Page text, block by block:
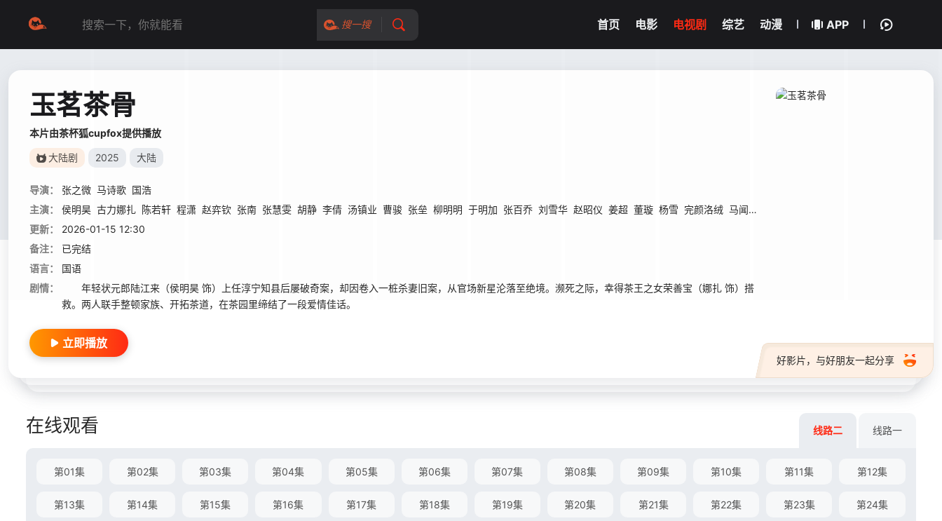
搜一搜 首页 电影 电视剧 综艺 动漫 APP
玉茗茶骨
本片由茶杯狐cupfox提供播放
大陆剧 2025 大陆
导演： 张之微 马诗歌 国浩
主演：
侯明昊 古力娜扎 陈若轩 程潇 赵弈钦 张南 张慧雯 胡静 李倩 汤镇业 曹骏 张垒 柳明明 于明加 张百乔 刘雪华 赵昭仪 姜超 董璇 杨雪 完颜洛绒 马闻远
更新：
2026-01-15 12:30
备注：
已完结
语言：
国语
剧情：
年轻状元郎陆江来（侯明昊 饰）上任淳宁知县后屡破奇案，却因卷入一桩杀妻旧案，从官场新星沦落至绝境。濒死之际，幸得茶王之女荣善宝（娜扎 饰）搭
救。两人联手整顿家族、开拓茶道，在茶园里缔结了一段爱情佳话。
好影片，与好朋友一起分享
立即播放
在线观看 线路二 线路一
第01集 第02集 第03集 第04集 第05集 第06集 第07集 第08集 第09集 第10集 第11集 第12集
第13集 第14集 第15集 第16集 第17集 第18集 第19集 第20集 第21集 第22集 第23集 第24集